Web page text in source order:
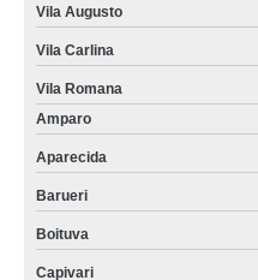
Vila Augusto
Vila Carlina
Vila Romana
Amparo
Aparecida
Barueri
Boituva
Capivari